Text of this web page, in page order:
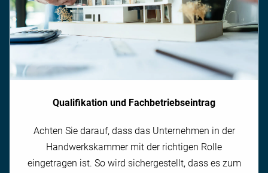
Qualifikation und Fachbetriebseintrag
Achten Sie darauf, dass das Unternehmen in der
Handwerkskammer mit der richtigen Rolle
eingetragen ist. So wird sichergestellt, dass es zum